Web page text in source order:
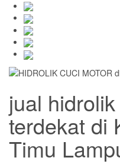
jual
terdekat di
Timu